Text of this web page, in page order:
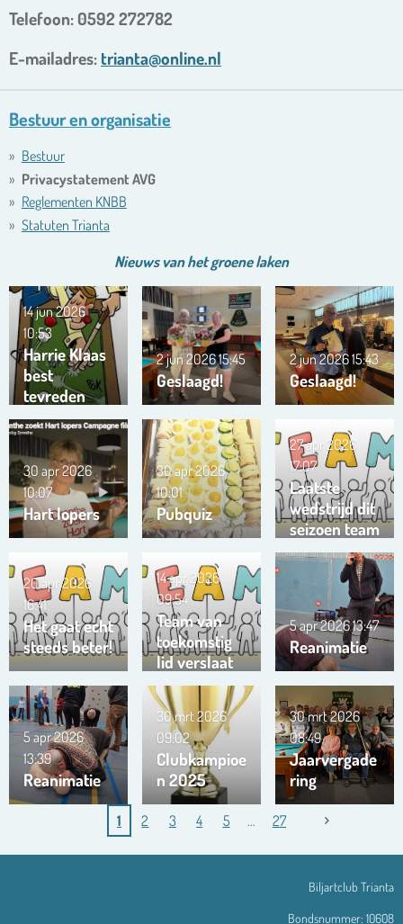
Telefoon: 0592 272782
E-mailadres: trianta@online.nl
Bestuur en organisatie
Bestuur
Privacystatement AVG
Reglementen KNBB
Statuten Trianta
Nieuws van hetgroenelaken
Harrie Klaas
best
tevreden
14 jun 2026
10:53
Geslaagd!
2 jun 202615:45
Geslaagd!
2 jun 202615:43
Hart lopers
30 apr 2026
10:07
Pubquiz
30 apr 2026
10:01
Laatste
wedstrijd dit
seizoen team
Trianta 01
27 apr 2026
17:07
Het gaat echt
steeds beter!
20 apr 2026
16:41
Team van
toekomstig
lid verslaat
ons team …
!!!
14 apr 2026
09:54
Reanimatie
5 apr 202613:47
Reanimatie
5 apr 2026
13:39
Clubkampioe
n 2025
30 mrt 2026
09:02
Jaarvergade
ring
30 mrt 2026
08:49
1 2 3 4 5 27
Biljartclub Trianta
Bondsnummer: 10608